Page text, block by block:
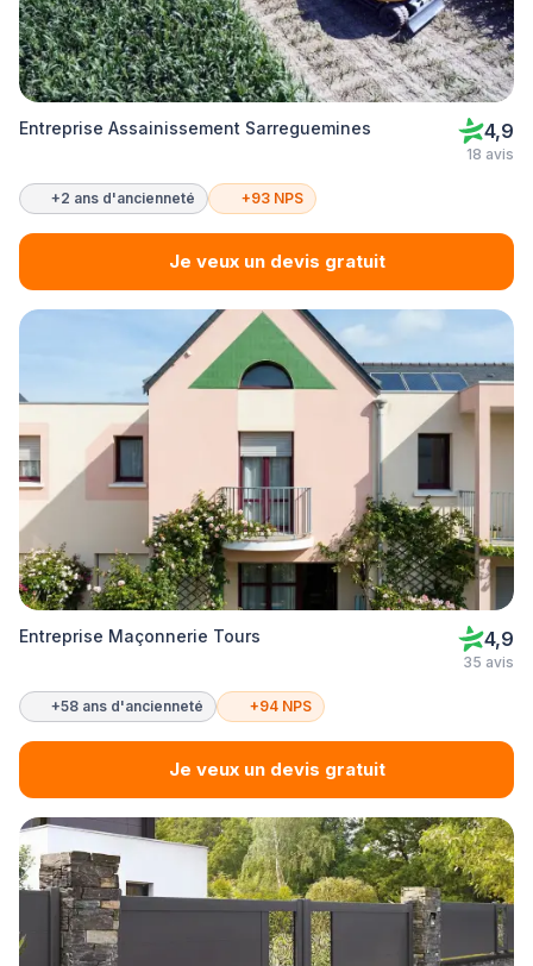
Entreprise Assainissement Sarreguemines 4,9
18 avis
+2 ans d'ancienneté +93 NPS
Je veux un devis gratuit
Entreprise Maçonnerie Tours 4,9
35 avis
+58 ans d'ancienneté +94 NPS
Je veux un devis gratuit